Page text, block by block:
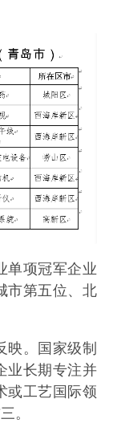
单项冠军企业
市第五位、北
映。国家级制
业长期专注并
或工艺国际领
。